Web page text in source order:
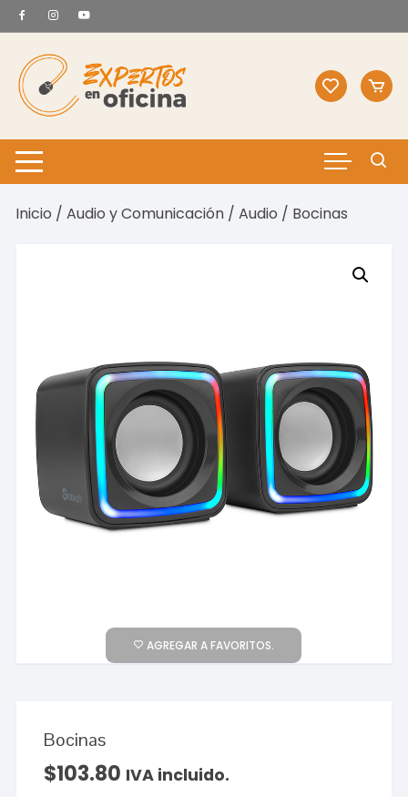
Saltar
al
contenido
Inicio /Audio y Comunicación /Audio / Bocinas
AGREGAR A FAVORITOS.
Bocinas
$103.80 IVA incluido.